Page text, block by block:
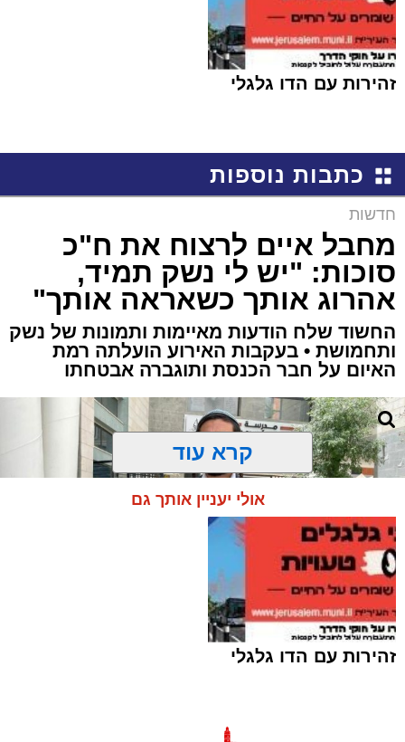
זהירות עם הדו גלגלי
כתבות נוספות
חדשות
מחבל איים לרצוח את ח"כ
סוכות: "יש לי נשק תמיד,
אהרוג אותך כשאראה אותך"
החשוד שלח הודעות מאיימות ותמונות של נשק
ותחמושת • בעקבות האירוע הועלתה רמת
האיום על חבר הכנסת ותוגברה אבטחתו
ח"כ סוכות בסיור בבתי ספר במזרח ירושלים |
קרא עוד
אולי יעניין אותך גם
זהירות עם הדו גלגלי